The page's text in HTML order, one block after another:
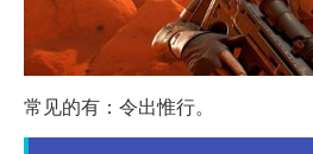
常见的有：令出惟行。